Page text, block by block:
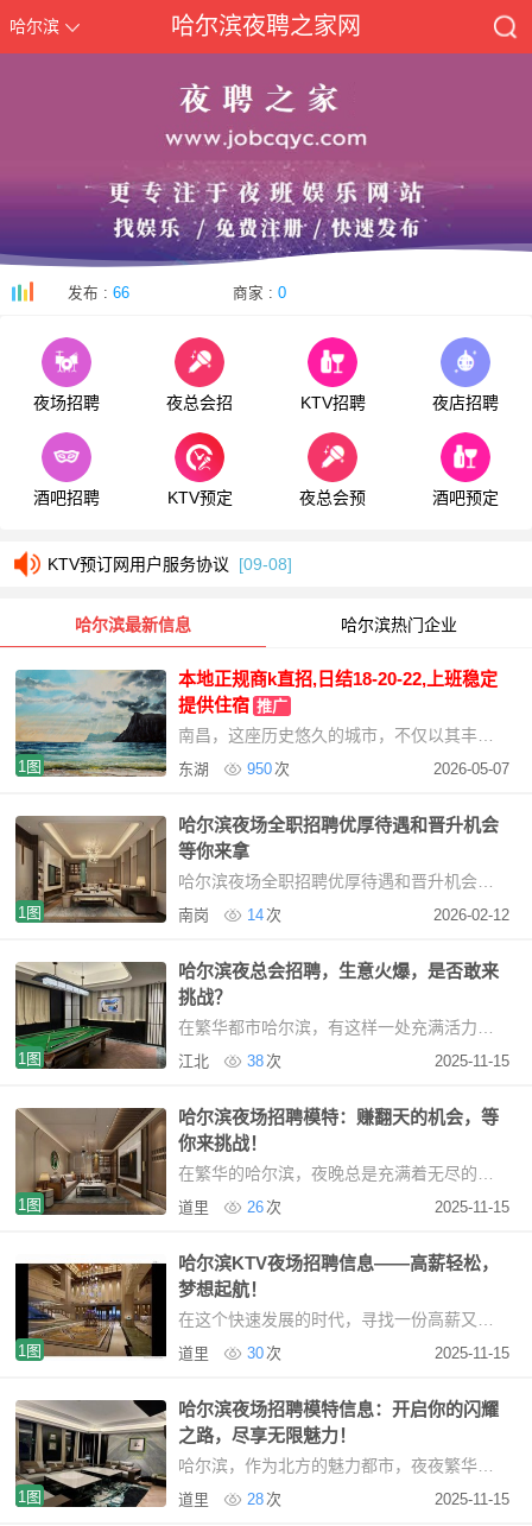
哈尔滨 哈尔滨夜聘之家网
发布 : 66 商家 :0
夜场招聘 夜总会招 KTV招聘 夜店招聘
酒吧招聘 KTV预定 夜总会预
酒吧预定
KTV预订网用户服务协议 [09-08]
哈尔滨最新信息 哈尔滨热门企业
1图
本地正规商k直招,日结18-20-22,上班稳定
提供住宿 推广
南昌，这座历史悠久的城市，不仅以其丰富的文化遗产和美丽的自然景观吸引着游客，更以其繁荣
东湖 950 次 2026-05-07
1图
哈尔滨夜场全职招聘优厚待遇和晋升机会
等你来拿
南岗 14 次 2026-02-12
1图
哈尔滨夜总会招聘，生意火爆，是否敢来
挑战？
江北 38 次 2025-11-15
1图
哈尔滨夜场招聘模特：赚翻天的机会，等
你来挑战！
道里 26 次 2025-11-15
1图
哈尔滨KTV夜场招聘信息——高薪轻松，
梦想起航！
道里 30 次 2025-11-15
1图
哈尔滨夜场招聘模特信息：开启你的闪耀
之路，尽享无限魅力！
哈尔滨，作为北方的魅力都市，夜夜繁华、热闹非凡。夜场作为现代都市夜生活的重要组成部分
道里 28 次 2025-11-15